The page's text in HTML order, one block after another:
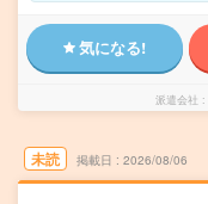
気になる!
派遣会社
未読 掲載日 2026/08/06